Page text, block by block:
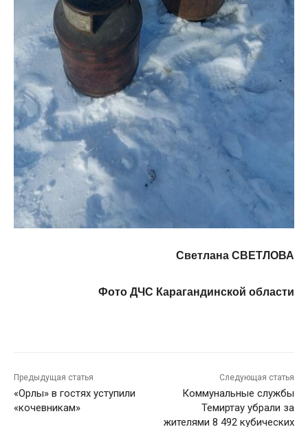
Светлана СВЕТЛОВА
Фото ДЧС Карагандинской области
Предыдущая статья
«Орлы» в гостях уступили
«кочевникам»
Следующая статья
Коммунальные службы
Темиртау убрали за
жителями 8 492 кубических